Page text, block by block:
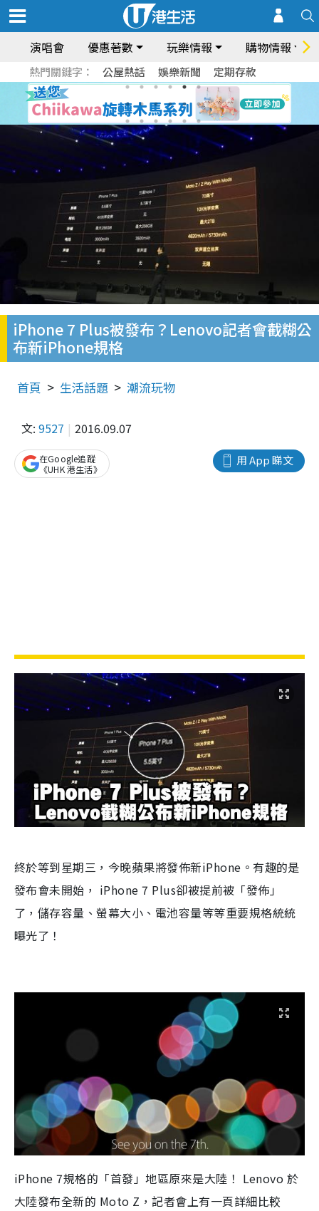
演唱會 優惠著數 玩樂情報 購物情報
熱門關鍵字： 公屋熱話 娛樂新聞 定期存款
iPhone 7 Plus被發布？Lenovo記者會截糊公
布新iPhone規格
首頁 生活話題 潮流玩物
文: 9527 2016.09.07
用 App 睇文
在Google追蹤
《UHK 港生活》
終於等到星期三，今晚蘋果將發佈新iPhone。有趣的是
發布會未開始， iPhone 7 Plus卻被提前被「發佈」
了，儲存容量、螢幕大小、電池容量等等重要規格統統
曝光了！
iPhone 7規格的「首發」地區原來是大陸！ Lenovo 於
大陸發布全新的 Moto Z，記者會上有一頁詳細比較